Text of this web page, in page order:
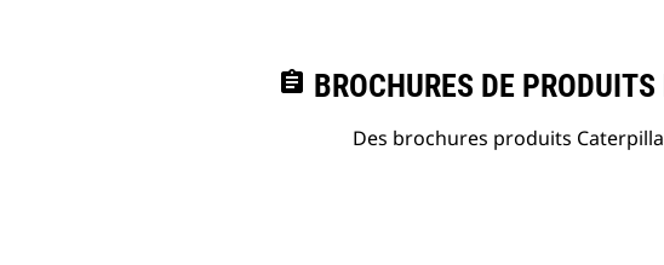
assignment BROCHURES DE
Des brochures produits